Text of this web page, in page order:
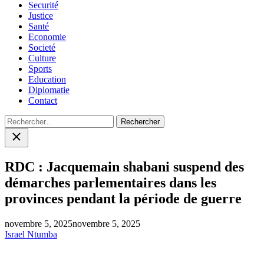
Securité
Justice
Santé
Economie
Societé
Culture
Sports
Education
Diplomatie
Contact
Rechercher :
Close
search
RDC : Jacquemain shabani suspend des
démarches parlementaires dans les
provinces pendant la période de guerre
novembre 5, 2025novembre 5, 2025
Israel Ntumba